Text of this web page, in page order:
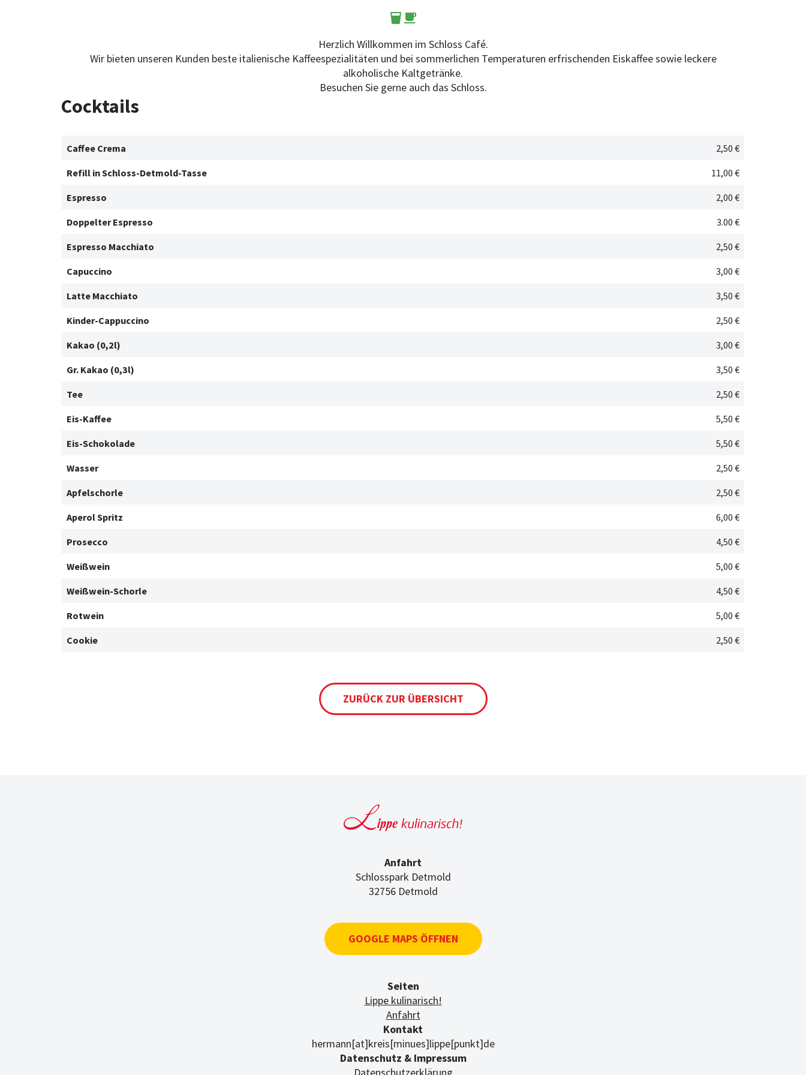
Herzlich Willkommen im Schloss Café.
Wir bieten unseren Kunden beste italienische Kaffeespezialitäten und bei sommerlichen Temperaturen erfrischenden Eiskaffee sowie leckere
alkoholische Kaltgetränke.
Besuchen Sie gerne auch das Schloss.
Cocktails
Caffee Crema 2,50 €
Refill in Schloss-Detmold-Tasse 11,00 €
Espresso 2,00 €
Doppelter Espresso 3.00 €
Espresso Macchiato 2,50 €
Capuccino 3,00 €
Latte Macchiato 3,50 €
Kinder-Cappuccino 2,50 €
Kakao (0,2l) 3,00 €
Gr. Kakao (0,3l) 3,50 €
Tee 2,50 €
Eis-Kaffee 5,50 €
Eis-Schokolade 5,50 €
Wasser 2,50 €
Apfelschorle 2,50 €
Aperol Spritz 6,00 €
Prosecco 4,50 €
Weißwein 5,00 €
Weißwein-Schorle 4,50 €
Rotwein 5,00 €
Cookie 2,50 €
ZURÜCK ZUR ÜBERSICHT
Anfahrt
Schlosspark Detmold
32756 Detmold
GOOGLE MAPS ÖFFNEN
Seiten
Lippe kulinarisch!
Anfahrt
Kontakt
hermann[at]kreis[minues]lippe[punkt]de
Datenschutz & Impressum